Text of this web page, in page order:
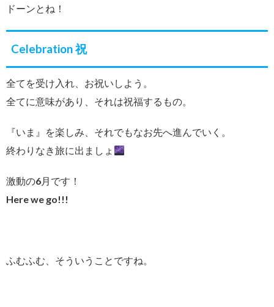
ドーンとね！
Celebration 祝
全てを受け入れ、お祝いしよう。
全てに意味があり、それは祝福するもの。
『いま』を楽しみ、それでもなお先へ進んでいく。
終わりなき旅に出ましょ
激動の6月です！
Here we go!!!
ふむふむ、そういうことですね。